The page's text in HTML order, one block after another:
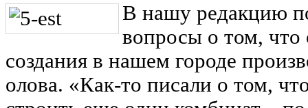
В нашу редакцию
вопросы о том,
создания в нашем городе
олова. «Как-то писали о том,